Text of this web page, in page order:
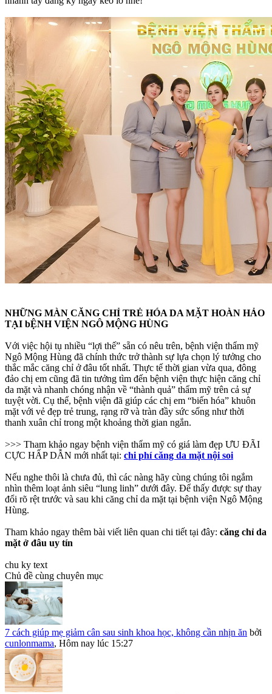
NHỮNG MÀN CĂNG CHỈ TRẺ HÓA DA MẶT HOÀN HẢO
TẠI bỆNH VIỆN NGÔ MỘNG HÙNG
Với việc hội tụ nhiều “lợi thế” sẵn có nêu trên, bệnh viện thẩm mỹ
Ngô Mộng Hùng đã chính thức trở thành sự lựa chọn lý tưởng cho
thắc mắc căng chỉ ở đâu tốt nhất. Thực tế thời gian vừa qua, đông
đảo chị em cũng đã tin tưởng tìm đến bệnh viện thực hiện căng chỉ
da mặt và nhanh chóng nhận về “thành quả” thẩm mỹ trên cả sự
tuyệt vời. Cụ thể, bệnh viện đã giúp các chị em “biến hóa” khuôn
mặt với vẻ đẹp trẻ trung, rạng rỡ và tràn đầy sức sống như thời
thanh xuân chỉ trong một khoảng thời gian ngắn.
>>> Tham khảo ngay bệnh viện thẩm mỹ có giá làm đẹp ƯU ĐÃI
CỰC HẤP DẪN mới nhất tại: chi phí căng da mặt nội soi
Nếu nghe thôi là chưa đủ, thì các nàng hãy cùng chúng tôi ngắm
nhìn thêm loạt ảnh siêu “lung linh” dưới đây. Để thấy được sự thay
đổi rõ rệt trước và sau khi căng chỉ da mặt tại bệnh viện Ngô Mộng
Hùng.
Tham khảo ngay thêm bài viết liên quan chi tiết tại đây: căng chỉ da
mặt ở đâu uy tín
chu ky text
Chủ đề cùng chuyên mục
7 cách giúp mẹ giảm cân sau sinh khoa học, không cần nhịn ăn bởi
cunlonmama, Hôm nay lúc 15:27